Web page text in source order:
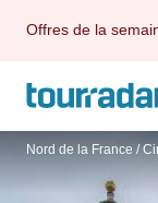
Offres de la
Nord de la France /